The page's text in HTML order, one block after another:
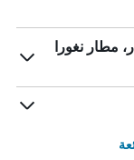
مطار نغورا